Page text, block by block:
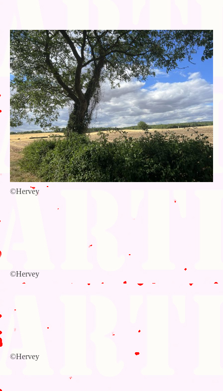
Edition de Cartes postales.
Au temps du Covid
Post-it politiques
©Hervey
©Hervey
©Hervey